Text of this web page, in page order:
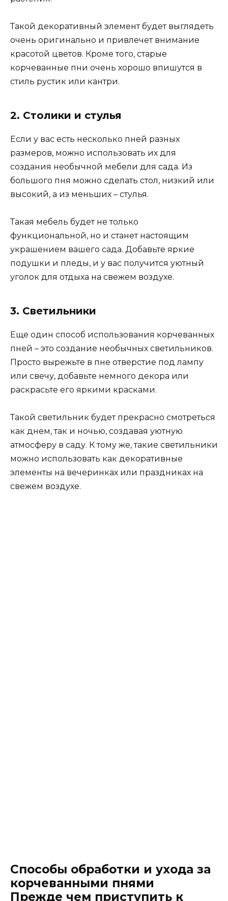
Такой декоративный элемент будет выглядеть
очень оригинально и привлечет внимание
красотой цветов. Кроме того, старые
корчеванные пни очень хорошо впишутся в
стиль рустик или кантри.
2. Столики и стулья
Если у вас есть несколько пней разных
размеров, можно использовать их для
создания необычной мебели для сада. Из
большого пня можно сделать стол, низкий или
высокий, а из меньших – стулья.
Такая мебель будет не только
функциональной, но и станет настоящим
украшением вашего сада. Добавьте яркие
подушки и пледы, и у вас получится уютный
уголок для отдыха на свежем воздухе.
3. Светильники
Еще один способ использования корчеванных
пней – это создание необычных светильников.
Просто вырежьте в пне отверстие под лампу
или свечу, добавьте немного декора или
раскрасьте его яркими красками.
Такой светильник будет прекрасно смотреться
как днем, так и ночью, создавая уютную
атмосферу в саду. К тому же, такие светильники
можно использовать как декоративные
элементы на вечеринках или праздниках на
свежем воздухе.
Способы обработки и ухода за
корчеванными пнями
Прежде чем приступить к